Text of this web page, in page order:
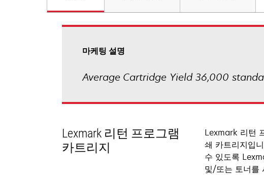
마케팅 설명
Average Cartridge Yield 36,000
Lexmark 리턴 프로그램
카트리지
Lexmark 리턴
쇄 카트리지입
수 있도록
및/또는 토너를